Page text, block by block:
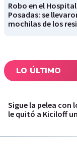
Robo en el Hospital
Posadas: se
mochilas de los
LO ÚLTIMO
Sigue la pelea con
le quitó a Kiciloff